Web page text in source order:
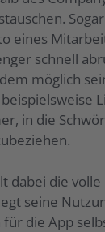
eines
schnell
möglich
in die
dabei die
seine
die App